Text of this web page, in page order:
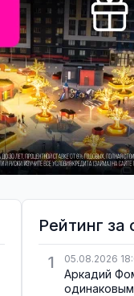
Рейтинг за
1
05.08.2026
Аркадий